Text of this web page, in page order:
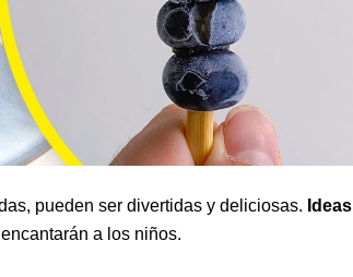
pueden ser divertidas y deliciosas. Ideas
a los niños.